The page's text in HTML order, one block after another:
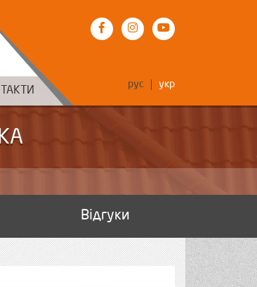
рус укр
Відгуки